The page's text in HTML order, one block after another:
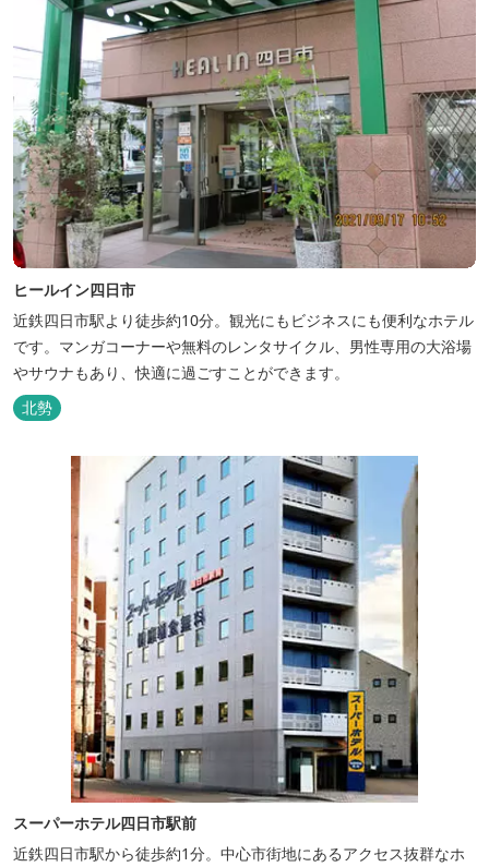
ヒールイン四日市
近鉄四日市駅より徒歩約10分。観光にもビジネスにも便利なホテル
です。マンガコーナーや無料のレンタサイクル、男性専用の大浴場
やサウナもあり、快適に過ごすことができます。
北勢
スーパーホテル四日市駅前
近鉄四日市駅から徒歩約1分。中心市街地にあるアクセス抜群なホ